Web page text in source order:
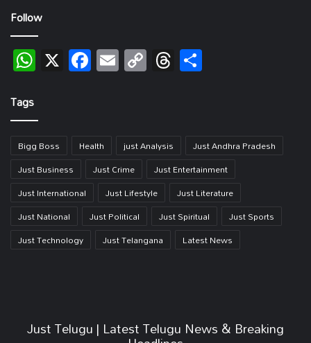
Follow
WhatsApp
X Facebook
EmailCopy
Link
Threads
Tags
Bigg Boss Health just Analysis
Just Andhra Pradesh
Just Business
Just Crime
Just Entertainment
Just International
Just Lifestyle
Just Literature
Just National
Just Political Just Spiritual
Just Sports
Just Technology
Just Telangana Latest News
Just Telugu | Latest Telugu News & Breaking